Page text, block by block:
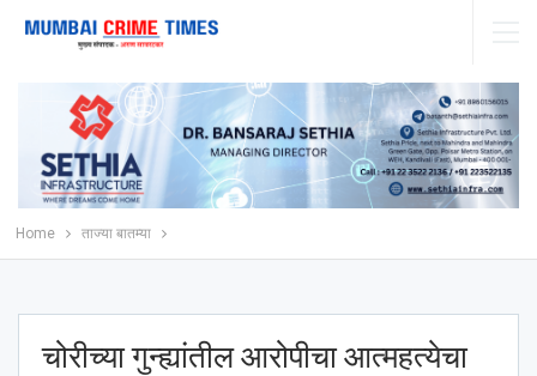
Home ताज्या बातम्या
चोरीच्या गुन्ह्यांतील आरोपीचा आत्महत्येचा